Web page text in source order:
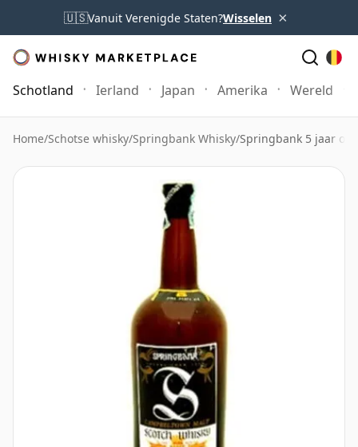
🇺🇸Vanuit Verenigde Staten?Wisselen ×
Schotland Ierland Japan Amerika Wereld
Home/Schotse whisky/Springbank Whisky/Springbank 5 jaar